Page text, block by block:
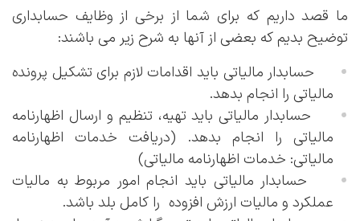
ما قصد داریم که برای شما از برخی از وظایف حسابداری
توضیح بدیم که بعضی از آنها به شرح زیر می باشند:
حسابدار مالیاتی باید اقدامات لازم برای تشکیل پرونده
مالیاتی را انجام بدهد.
حسابدار مالیاتی باید تهیه، تنظیم و ارسال اظهارنامه
مالیاتی را انجام بدهد. (دریافت خدمات اظهارنامه
مالیاتی: خدمات اظهارنامه مالیاتی)
حسابدار مالیاتی باید انجام امور مربوط به مالیات
عملکرد و مالیات ارزش افزوده را کامل بلد باشد.